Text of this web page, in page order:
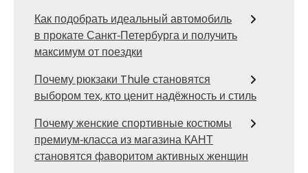
Как подобрать идеальный автомобиль
в прокате Санкт‑Петербурга и получить
максимум от поездки
Почему рюкзаки Thule становятся
выбором тех, кто ценит надёжность и стиль
Почему женские спортивные костюмы
премиум‑класса из магазина КАНТ
становятся фаворитом активных женщин